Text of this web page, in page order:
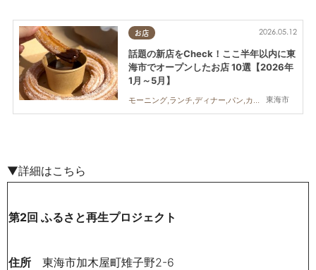
お店
東海市
2026.05.12
話題の新店をCheck！ここ半年以内に東
海市でオープンしたお店 10選【2026年
1月～5月】
▼詳細はこちら
第2回 ふるさと再生プロジェクト
住所 東海市加木屋町雉子野2-6